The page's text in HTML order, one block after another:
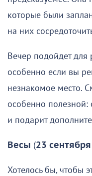
которые были
на них
Вечер подойдет для
особенно если вы
незнакомое место.
особенно полезной:
и подарит
Весы (23 сентября
Хотелось бы, чтобы